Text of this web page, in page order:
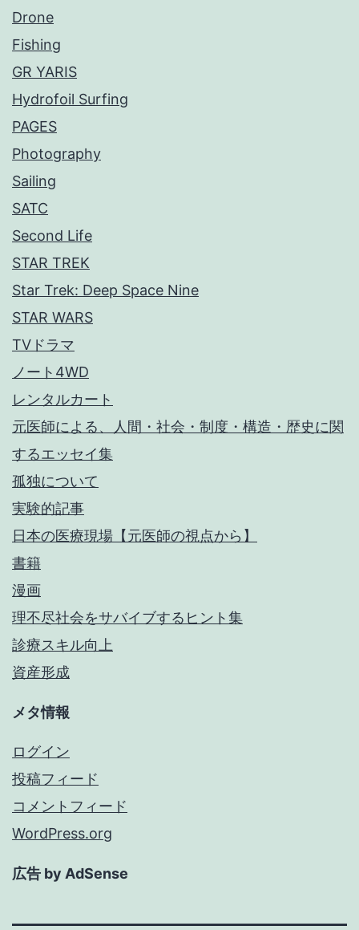
Drone
Fishing
GR YARIS
Hydrofoil Surfing
PAGES
Photography
Sailing
SATC
Second Life
STAR TREK
Star Trek: Deep Space Nine
STAR WARS
TVドラマ
ノート4WD
レンタルカート
元医師による、人間・社会・制度・構造・歴史に関
するエッセイ集
孤独について
実験的記事
日本の医療現場【元医師の視点から】
書籍
漫画
理不尽社会をサバイブするヒント集
診療スキル向上
資産形成
メタ情報
ログイン
投稿フィード
コメントフィード
WordPress.org
広告 by AdSense